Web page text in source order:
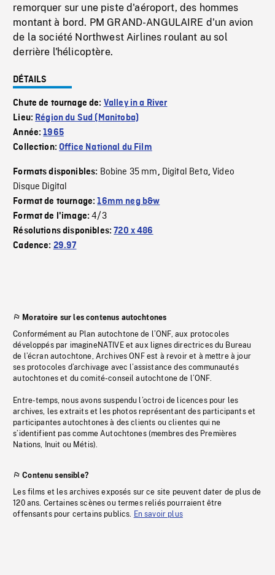
remorquer sur une piste d'aéroport, des hommes
montant à bord. PM GRAND-ANGULAIRE d'un avion
de la société Northwest Airlines roulant au sol
derrière l'hélicoptère.
DÉTAILS
Chute de tournage de: Valley in a River
Lieu: Région du Sud (Manitoba)
Année:1965
Collection:Office National du Film
Formats disponibles: Bobine 35 mm, Digital Beta,Video
Disque Digital
Format de tournage:16mm neg b&w
Format de l'image:4/3
Résolutions disponibles:720 x 486
Cadence: 29.97
Moratoire sur les contenus autochtones
Conformément au Plan autochtone de l’ONF, aux protocoles
développés par imagineNATIVE et aux lignes directrices du Bureau
de l’écran autochtone, Archives ONF est à revoir et à mettre à jour
ses protocoles d’archivage avec l’assistance des communautés
autochtones et du comité-conseil autochtone de l’ONF.
Entre-temps, nous avons suspendu l’octroi de licences pour les
archives, les extraits et les photos représentant des participants et
participantes autochtones à des clients ou clientes qui ne
s’identifient pas comme Autochtones (membres des Premières
Nations, Inuit ou Métis).
Contenu sensible?
Les films et les archives exposés sur ce site peuvent dater de plus de
120 ans. Certaines scènes ou termes reliés pourraient être
offensants pour certains publics. En savoir plus